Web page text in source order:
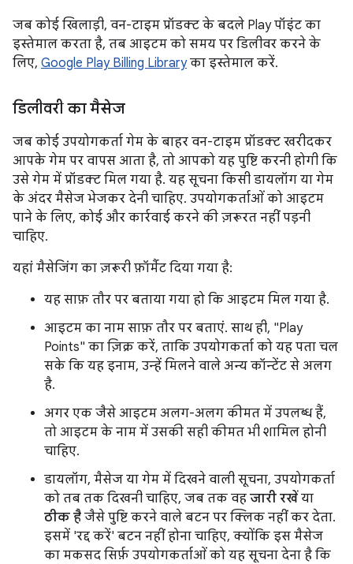
जब कोई खिलाड़ी, वन-टाइम प्रॉडक्ट के बदले Play पॉइंट का
इस्तेमाल करता है, तब आइटम को समय पर डिलीवर करने के
लिए, Google Play Billing Libraryका इस्तेमाल करें.
डिलीवरी का मैसेज
जब कोई उपयोगकर्ता गेम के बाहर वन-टाइम प्रॉडक्ट खरीदकर
आपके गेम पर वापस आता है, तो आपको यह पुष्टि करनी होगी कि
उसे गेम में प्रॉडक्ट मिल गया है. यह सूचना किसी डायलॉग या गेम
के अंदर मैसेज भेजकर देनी चाहिए. उपयोगकर्ताओं को आइटम
पाने के लिए, कोई और कार्रवाई करने की ज़रूरत नहीं पड़नी
चाहिए.
यहां मैसेजिंग का ज़रूरी फ़ॉर्मैट दिया गया है:
यह साफ़ तौर पर बताया गया हो कि आइटम मिल गया है.
आइटम का नाम साफ़ तौर पर बताएं. साथ ही, "Play
Points" का ज़िक्र करें, ताकि उपयोगकर्ता को यह पता चल
सके कि यह इनाम, उन्हें मिलने वाले अन्य कॉन्टेंट से अलग
है.
अगर एक जैसे आइटम अलग-अलग कीमत में उपलब्ध हैं,
तो आइटम के नाम में उसकी सही कीमत भी शामिल होनी
चाहिए.
डायलॉग, मैसेज या गेम में दिखने वाली सूचना, उपयोगकर्ता
को तब तक दिखनी चाहिए, जब तक वह जारी रखें या
ठीक है जैसे पुष्टि करने वाले बटन पर क्लिक नहीं कर देता.
इसमें 'रद्द करें' बटन नहीं होना चाहिए, क्योंकि इस मैसेज
का मकसद सिर्फ़ उपयोगकर्ताओं को यह सूचना देना है कि